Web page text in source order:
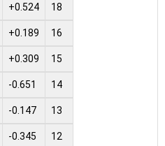
+0.524 18
+0.189 16
+0.309 15
-0.651 14
-0.147 13
-0.345 12